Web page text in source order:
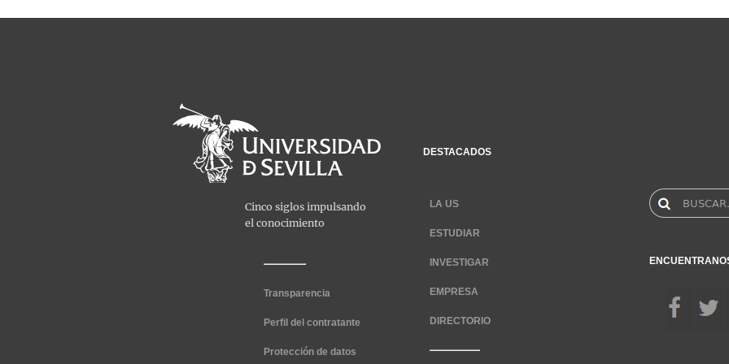
Transparencia
Perfil del contratante
Protección de datos
DESTACADOS
LA US
ESTUDIAR
INVESTIGAR
EMPRESA
DIRECTORIO